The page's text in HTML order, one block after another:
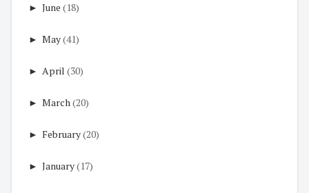
► June (18)
► May(41)
► April (30)
► March(20)
► February(20)
► January(17)